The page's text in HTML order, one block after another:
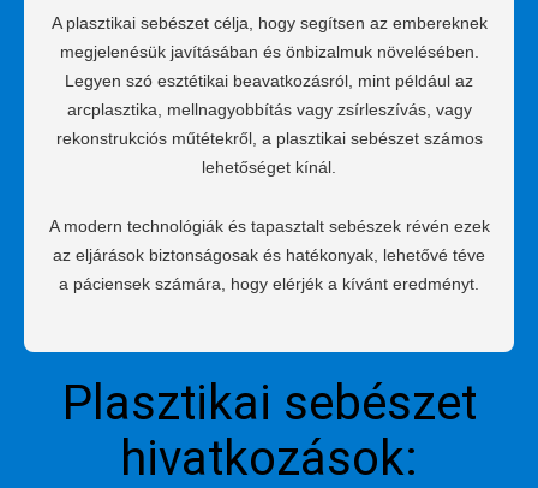
A plasztikai sebészet célja, hogy segítsen az embereknek
megjelenésük javításában és önbizalmuk növelésében.
Legyen szó esztétikai beavatkozásról, mint például az
arcplasztika, mellnagyobbítás vagy zsírleszívás, vagy
rekonstrukciós műtétekről, a plasztikai sebészet számos
lehetőséget kínál.
A modern technológiák és tapasztalt sebészek révén ezek
az eljárások biztonságosak és hatékonyak, lehetővé téve
a páciensek számára, hogy elérjék a kívánt eredményt.
Plasztikai sebészet
hivatkozások: